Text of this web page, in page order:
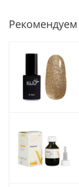
Рекомендуем